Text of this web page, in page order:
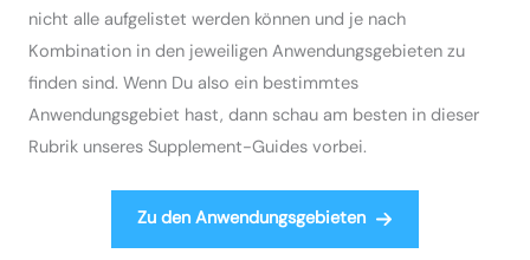
nicht alle aufgelistet werden können und je nach
Kombination in den jeweiligen Anwendungsgebieten zu
finden sind. Wenn Du also ein bestimmtes
Anwendungsgebiet hast, dann schau am besten in dieser
Rubrik unseres Supplement-Guides vorbei.
Zu den Anwendungsgebieten